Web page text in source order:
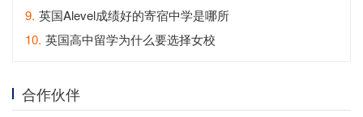
9. 英国Alevel成绩好的寄宿中学是哪所
10. 英国高中留学为什么要选择女校
合作伙伴